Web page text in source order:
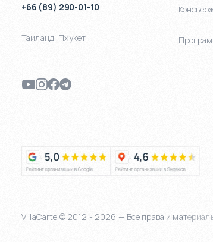
+66 (89) 290-01-10
Таиланд Пхукет
VillaCarte © 2012 - 2026 — Все права и